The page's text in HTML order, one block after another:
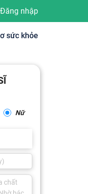
Đăng nhập
sức khỏe
Nữ